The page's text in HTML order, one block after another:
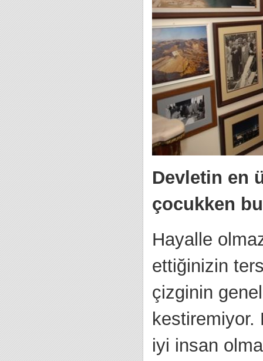
Devletin en
çocukken
Hayalle
ettiğinizin
çizginin
iyi insan